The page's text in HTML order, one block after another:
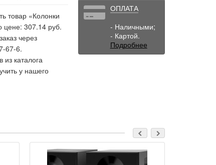
товар «Колонки
цене: 307.14 руб.
через
67-6.
каталога
у нашего
ОПЛАТА
- Наличными;
- Картой.
Подробнее